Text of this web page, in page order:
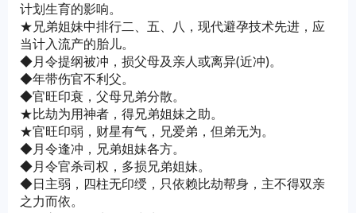
计划生育的影响。
★兄弟姐妹中排行二、五、八，现代避孕技术先进，应
当计入流产的胎儿。
◆月令提纲被冲，损父母及亲人或离异(近冲)。
◆年带伤官不利父。
◆官旺印衰，父母兄弟分散。
★比劫为用神者，得兄弟姐妹之助。
★官旺印弱，财星有气，兄爱弟，但弟无为。
◆月令逢冲，兄弟姐妹各方。
◆月令官杀司权，多损兄弟姐妹。
◆日主弱，四柱无印绶，只依赖比劫帮身，主不得双亲
之力而依。